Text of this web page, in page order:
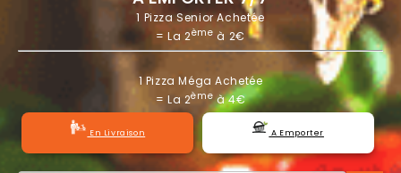
NOTRE RESTAURANT
VOS AVIS
MENTIONS LÉGALES
1 Pizza Senior Achetée
= La 2ème à 2€
1 Pizza Méga Achetée
= La 2èmeà 4€
En Livraison A Emporter